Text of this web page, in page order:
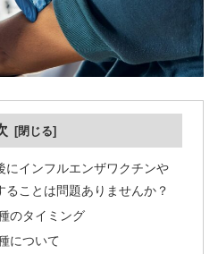
にインフルエンザワクチンや
ることは問題ありませんか？
のタイミング
について